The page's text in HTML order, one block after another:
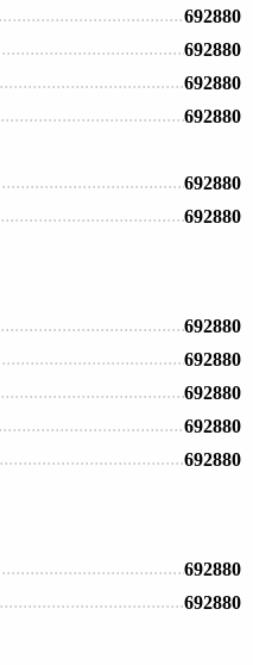
692880
692880
692880
692880
692880
692880
692880
692880
692880
692880
692880
692880
692880